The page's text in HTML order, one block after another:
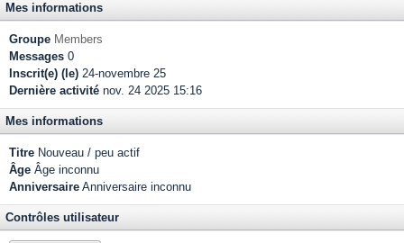
Mes informations
Groupe Members
Messages 0
Inscrit(e) (le) 24-novembre 25
Dernière activité nov. 24 2025 15:16
Mes informations
Titre Nouveau / peu actif
Âge Âge inconnu
Anniversaire Anniversaire inconnu
Contrôles utilisateur